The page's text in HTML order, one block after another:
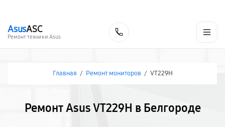
AsusASC
Ремонт техники Asus
Главная / Ремонт мониторов / VT229H
Ремонт Asus VT229H в Белгороде